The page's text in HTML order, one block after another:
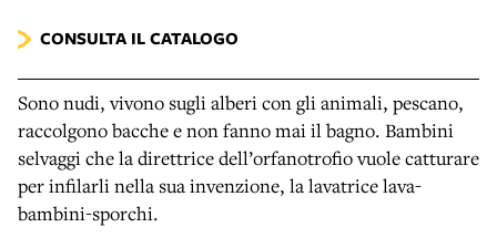
CONSULTA IL CATALOGO
Sono nudi, vivono sugli alberi con gli animali, pescano,
raccolgono bacche e non fanno mai il bagno. Bambini
selvaggi che la direttrice dell’orfanotrofio vuole catturare
per infilarli nella sua invenzione, la lavatrice lava-
bambini-sporchi.